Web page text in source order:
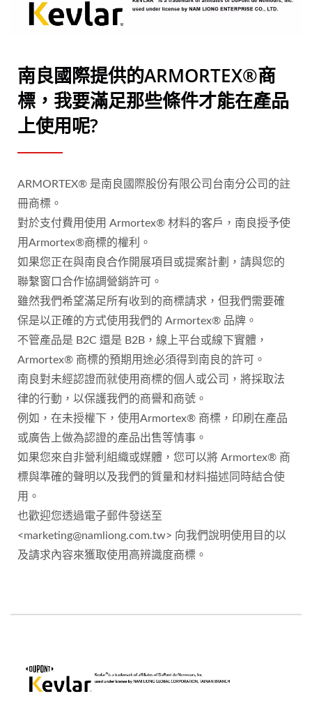
南良國際提供的ARMORTEX®商
標，我要滿足那些條件才能在產品
上使用呢?
ARMORTEX® 是南良國際股份有限公司台南分公司的註
冊商標。
對於支付費用使用 Armortex® 材料的客戶，南良授予使
用Armortex®商標的權利。
如果您正在與南良合作開展項目或提案計劃，請與您的
聯繫窗口合作協調營銷許可。
雖然我們希望滿足所有收到的商標請求，但我們需要確
保是以正確的方式使用我們的 Armortex® 品牌。
不管產品是 B2C 還是 B2B，線上平台或線下實體，
Armortex® 商標的預期用途必須得到南良的許可。
南良對未經認證而就使用商標的個人或公司，將採取法
律的行動，以保護我們的商譽和商號。
例如，在未授權下，使用Armortex® 商標，印刷在產品
或廣告上做為認證的產品出售等情事。
如果您來自非營利組織或媒體，您可以將 Armortex® 商
標與準確的聲明以及我們的質量和材料描述同時結合使
用。
也歡迎您透過電子郵件發送至
<marketing@namliong.com.tw> 向我們說明使用目的以
及請求內容來獲取使用高辨識度商標。